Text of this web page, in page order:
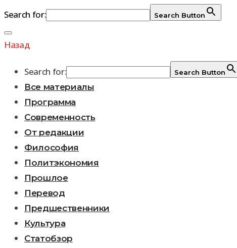
Search for: Search Button
Перейти
к
Назад
Search for: Search Button
Все материалы
Программа
Современность
От редакции
Философия
Политэкономия
Прошлое
Перевод
Предшественники
Культура
Статобзор